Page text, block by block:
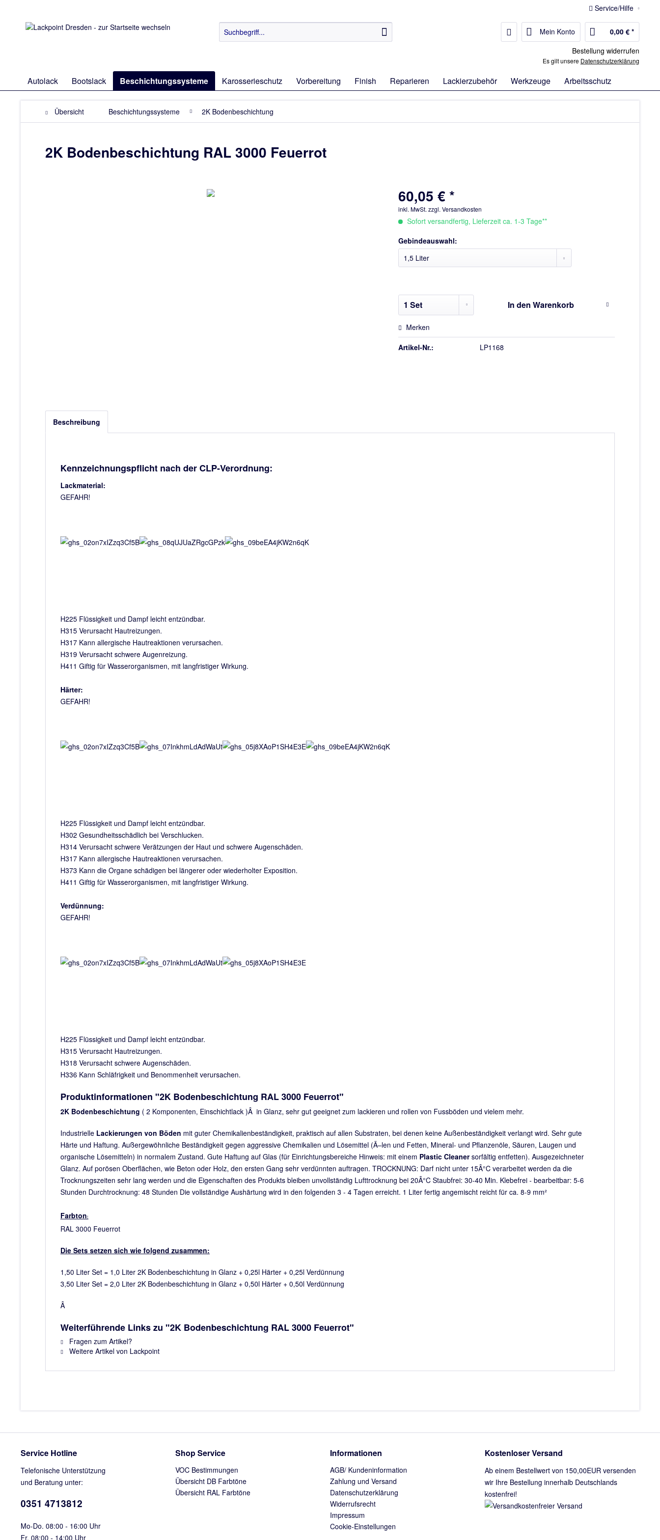
Service/Hilfe
Mein Konto
0,00 € *
Bestellung widerrufen
Es gilt unsere Datenschutzerklärung
Autolack Bootslack Beschichtungssysteme Karosserieschutz Vorbereitung Finish Reparieren Lackierzubehör Werkzeuge Arbeitsschutz
Übersicht Beschichtungssysteme 2K Bodenbeschichtung
2K Bodenbeschichtung RAL 3000 Feuerrot
60,05 € *
inkl. MwSt.zzgl. Versandkosten
Sofort versandfertig, Lieferzeit ca. 1-3 Tage**
Gebindeauswahl:
In den Warenkorb
Merken
Artikel-Nr.: LP1168
Beschreibung
Kennzeichnungspflicht nach der CLP-Verordnung:
Lackmaterial:
GEFAHR!
H225 Flüssigkeit und Dampf leicht entzündbar.
H315 Verursacht Hautreizungen.
H317 Kann allergische Hautreaktionen verursachen.
H319 Verursacht schwere Augenreizung.
H411 Giftig für Wasserorganismen, mit langfristiger Wirkung.
Härter:
GEFAHR!
H225 Flüssigkeit und Dampf leicht entzündbar.
H302 Gesundheitsschädlich bei Verschlucken.
H314 Verursacht schwere Verätzungen der Haut und schwere Augenschäden.
H317 Kann allergische Hautreaktionen verursachen.
H373 Kann die Organe schädigen bei längerer oder wiederholter Exposition.
H411 Giftig für Wasserorganismen, mit langfristiger Wirkung.
Verdünnung:
GEFAHR!
H225 Flüssigkeit und Dampf leicht entzündbar.
H315 Verursacht Hautreizungen.
H318 Verursacht schwere Augenschäden.
H336 Kann Schläfrigkeit und Benommenheit verursachen.
Produktinformationen "2K Bodenbeschichtung RAL 3000 Feuerrot"
2K Bodenbeschichtung ( 2 Komponenten, Einschichtlack )Â in Glanz, sehr gut geeignet zum lackieren und rollen von Fussböden und vielem mehr.
Industrielle Lackierungen von Böden mit guter Chemikalienbeständigkeit, praktisch auf allen Substraten, bei denen keine Außenbeständigkeit verlangt wird. Sehr gute
Härte und Haftung. Außergewöhnliche Beständigkeit gegen aggressive Chemikalien und Lösemittel (Ã–len und Fetten, Mineral- und Pflanzenöle, Säuren, Laugen und
organische Lösemitteln) in normalem Zustand. Gute Haftung auf Glas (für Einrichtungsbereiche Hinweis: mit einem Plastic Cleanersorfältig entfetten). Ausgezeichneter
Glanz. Auf porösen Oberflächen, wie Beton oder Holz, den ersten Gang sehr verdünnten auftragen. TROCKNUNG: Darf nicht unter 15Â°C verarbeitet werden da die
Trocknungszeiten sehr lang werden und die Eigenschaften des Produkts bleiben unvollständig Lufttrocknung bei 20Â°C Staubfrei: 30-40 Min. Klebefrei - bearbeitbar: 5-6
Stunden Durchtrocknung: 48 Stunden Die vollständige Aushärtung wird in den folgenden 3 - 4 Tagen erreicht. 1 Liter fertig angemischt reicht für ca. 8-9 mm²
Farbton:
RAL 3000 Feuerrot
Die Sets setzen sich wie folgend zusammen:
1,50 Liter Set = 1,0 Liter 2K Bodenbeschichtung in Glanz + 0,25l Härter + 0,25l Verdünnung
3,50 Liter Set = 2,0 Liter 2K Bodenbeschichtung in Glanz + 0,50l Härter + 0,50l Verdünnung
Â
Weiterführende Links zu "2K Bodenbeschichtung RAL 3000 Feuerrot"
Fragen zum Artikel?
Weitere Artikel von Lackpoint
Service Hotline
Telefonische Unterstützung
und Beratung unter:
0351 4713812
Mo-Do. 08:00 - 16:00 Uhr
Fr. 08:00 - 14:00 Uhr
Shop Service
VOC Bestimmungen
Übersicht DB Farbtöne
Übersicht RAL Farbtöne
Informationen
AGB/ Kundeninformation
Zahlung und Versand
Datenschutzerklärung
Widerrufsrecht
Impressum
Cookie-Einstellungen
Kostenloser Versand
Ab einem Bestellwert von 150,00EUR versenden
wir Ihre Bestellung innerhalb Deutschlands
kostenfrei!